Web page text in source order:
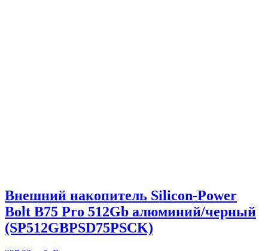
Внешний накопитель Silicon-Power
Bolt B75 Pro 512Gb алюминий/черный
(SP512GBPSD75PSCK)